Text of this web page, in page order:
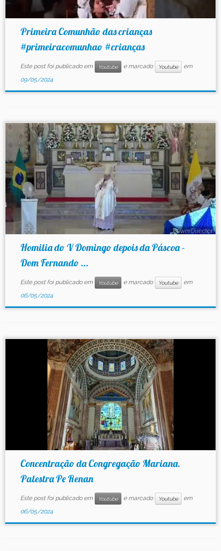
Primeira Comunhão das crianças
#primeiracomunhao #crianças
Este post foi publicado em Youtube e marcado Youtube
em
09/05/2024
Homilia do V Domingo depois da Páscoa –
Dom Fernando ...
Este post foi publicado em Youtube e marcado Youtube
em
06/05/2024
Concentração da Congregação Mariana.
Palestra Pe Renan
Este post foi publicado em Youtube e marcado Youtube
em
06/05/2024